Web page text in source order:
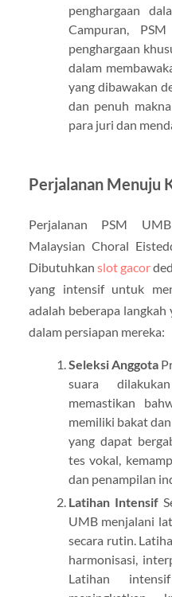
penghargaan
Campuran,
penghargaan
dalam
yang dibawakan
dan penuh
para juri dan
Perjalanan Menuju
Perjalanan PSM
Malaysian Choral
Dibutuhkan slot gacor
yang intensif untuk
adalah beberapa
dalam persiapan mereka:
Seleksi Anggota
suara
memastikan
memiliki bakat
yang dapat
tes vokal,
dan penampilan
Latihan Intensif
UMB menjalani
secara rutin.
harmonisasi,
Latihan